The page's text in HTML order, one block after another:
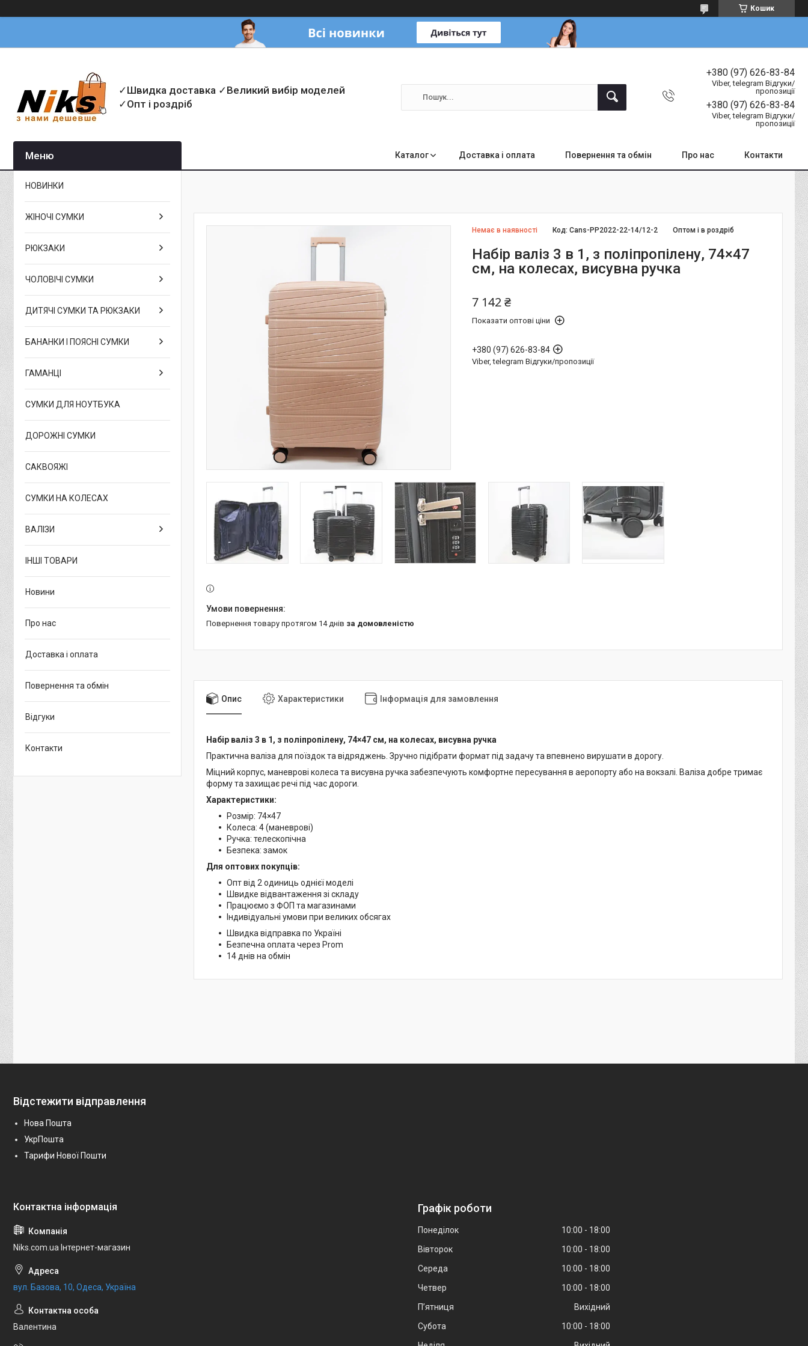
Кошик
✓Швидка доставка ✓Великий вибір моделей
✓Опт і роздріб
+380 (97) 626-83-84
Viber, telegram Відгуки/
пропозиції
+380 (97) 626-83-84
Viber, telegram Відгуки/
пропозиції
Каталог Доставка і оплата Повернення та обмін Про нас Контакти
Немає в наявності Оптом і в роздріб
Код:Cans-PP2022-22-14/12-2
Набір валіз 3 в 1, з поліпропілену, 74×47
см, на колесах, висувна ручка
7 142 ₴
Показати оптові ціни
+380 (97) 626-83-84
Viber, telegram Відгуки/пропозиції
повернення товару протягом 14 днів за домовленістю
Опис Характеристики Інформація для замовлення
Набір валіз 3 в 1, з поліпропілену, 74×47 см, на колесах, висувна ручка
Практична валіза для поїздок та відряджень. Зручно підібрати формат під задачу та впевнено вирушати в дорогу.
Міцний корпус, маневрові колеса та висувна ручка забезпечують комфортне пересування в аеропорту або на вокзалі. Валіза добре тримає
форму та захищає речі під час дороги.
Характеристики:
Розмір: 74×47
Колеса: 4 (маневрові)
Ручка: телескопічна
Безпека: замок
Для оптових покупців:
Опт від 2 одиниць однієї моделі
Швидке відвантаження зі складу
Працюємо з ФОП та магазинами
Індивідуальні умови при великих обсягах
Швидка відправка по Україні
Безпечна оплата через Prom
14 днів на обмін
НОВИНКИ
ЖІНОЧІ СУМКИ
РЮКЗАКИ
ЧОЛОВІЧІ СУМКИ
ДИТЯЧІ СУМКИ ТА РЮКЗАКИ
БАНАНКИ І ПОЯСНІ СУМКИ
ГАМАНЦІ
СУМКИ ДЛЯ НОУТБУКА
ДОРОЖНІ СУМКИ
САКВОЯЖІ
СУМКИ НА КОЛЕСАХ
ВАЛІЗИ
ІНШІ ТОВАРИ
Новини
Про нас
Доставка і оплата
Повернення та обмін
Відгуки
Контакти
Відстежити відправлення
Нова Пошта
УкрПошта
Тарифи Нової Пошти
Niks.com.ua Інтернет-магазин
вул. Базова, 10, Одеса, Україна
Валентина
Графік роботи
Понеділок 10:00
18:00
Вівторок
10:00
18:00
Середа
10:00
18:00
Четвер
10:00
18:00
Пʼятниця
Вихідний
Субота
10:00
18:00